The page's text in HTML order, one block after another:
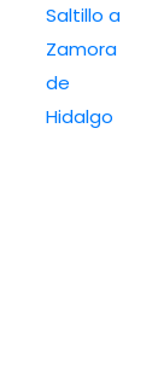
Saltillo a
Zamora
de
Hidalgo